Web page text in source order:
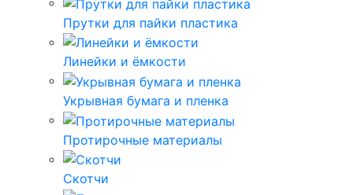
Прутки для пайки пластика
Линейки и ёмкости
Укрывная бумага и пленка
Протирочные материалы
Скотчи